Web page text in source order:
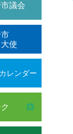
議会
使
レンダー